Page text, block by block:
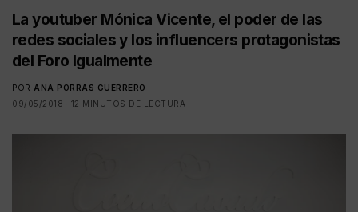
La youtuber Mónica Vicente, el poder de las
redes sociales y los influencers protagonistas
del Foro Igualmente
POR ANA PORRAS GUERRERO
09/05/2018
12 MINUTOS DE LECTURA